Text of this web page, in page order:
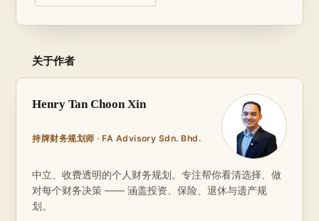
关于作者
Henry Tan Choon Xin
持牌财务规划师 · FA Advisory Sdn. Bhd.
中立、收费透明的个人财务规划。专注帮你看清选择、做
对每个财务决策 —— 涵盖投资、保险、退休与遗产规
划。